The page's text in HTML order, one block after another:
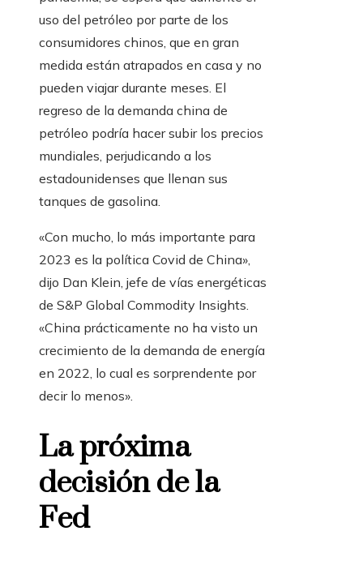
uso del petróleo por parte de los
consumidores chinos, que en gran
medida están atrapados en casa y no
pueden viajar durante meses. El
regreso de la demanda china de
petróleo podría hacer subir los precios
mundiales, perjudicando a los
estadounidenses que llenan sus
tanques de gasolina.
«Con mucho, lo más importante para
2023 es la política Covid de China»,
dijo Dan Klein, jefe de vías energéticas
de S&P Global Commodity Insights.
«China prácticamente no ha visto un
crecimiento de la demanda de energía
en 2022, lo cual es sorprendente por
decir lo menos».
La próxima
decisión de la
Fed